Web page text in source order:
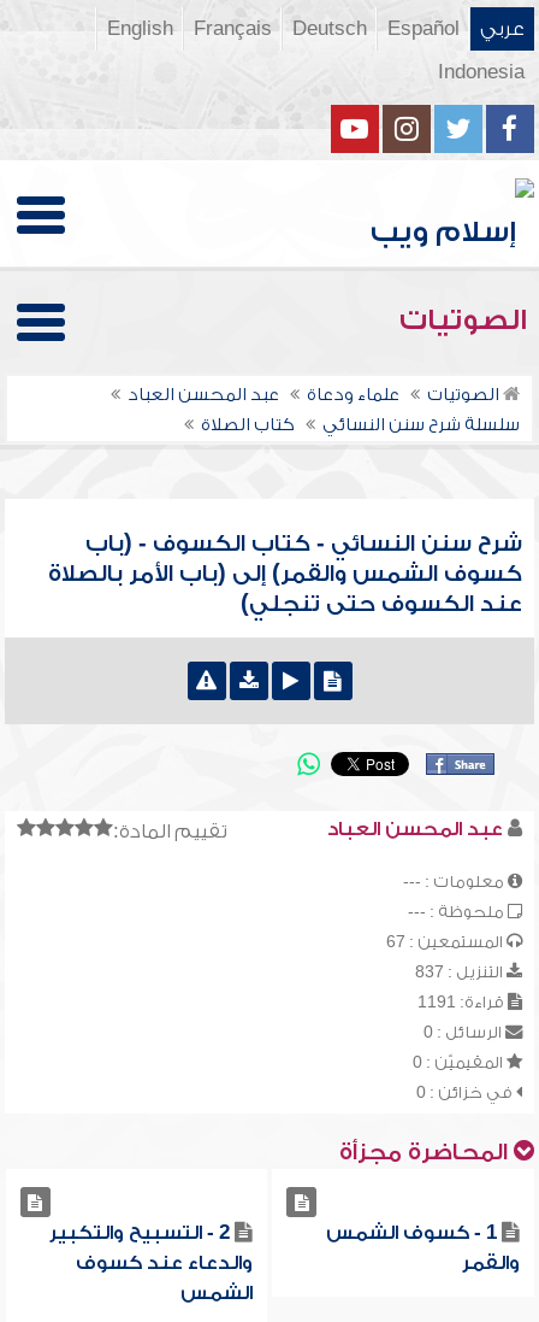
عربي Español
Deutsch
Français
English
Indonesia
الصوتيات
الصوتيات علماء ودعاة
عبد المحسن العباد
سلسلة شرح سنن النسائي
كتاب الصلاة
شرح سنن النسائي - كتاب الكسوف - (باب
كسوف الشمس والقمر) إلى (باب الأمر بالصلاة
عند الكسوف حتى تنجلي)
تقييم المادة: عبد المحسن العباد
معلومات : ---
ملحوظة : ---
المستمعين : 67
التنزيل : 837
قراءة: 1191
الرسائل : 0
المقيميّن : 0
في خزائن : 0
المحاضرة مجزأة
1 - كسوف الشمس
والقمر
2 - التسبيح والتكبير
والدعاء عند كسوف
الشمس